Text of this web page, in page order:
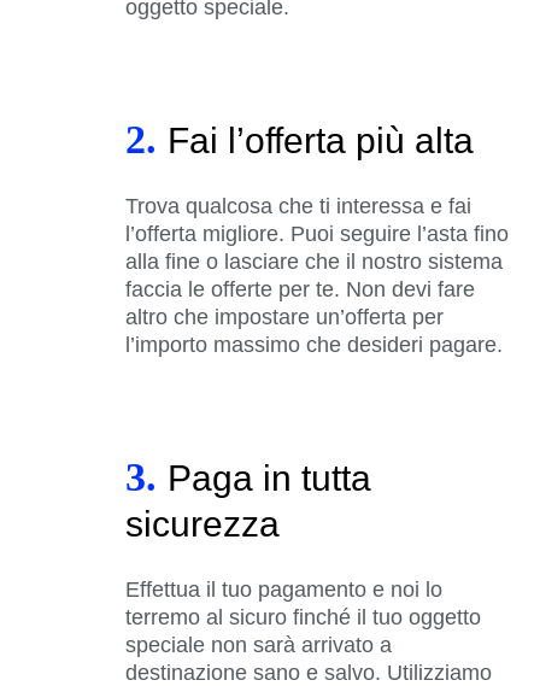
oggetto speciale.
2. Fai l’offerta più alta
Trova qualcosa che ti interessa e fai
l’offerta migliore. Puoi seguire l’asta fino
alla fine o lasciare che il nostro sistema
faccia le offerte per te. Non devi fare
altro che impostare un’offerta per
l’importo massimo che desideri pagare.
3. Paga in tutta
sicurezza
Effettua il tuo pagamento e noi lo
terremo al sicuro finché il tuo oggetto
speciale non sarà arrivato a
destinazione sano e salvo. Utilizziamo